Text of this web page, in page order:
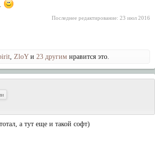
Последнее редактирование: 23 июл 2016
, ZloYи 23 другим нравится это.
а тут еще и такой софт)